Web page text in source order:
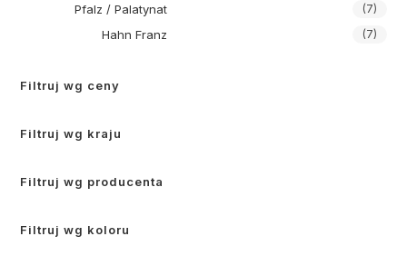
Pfalz / Palatynat (7)
Hahn Franz (7)
Filtruj wg ceny
Filtruj wg kraju
Filtruj wg producenta
Filtruj wg koloru